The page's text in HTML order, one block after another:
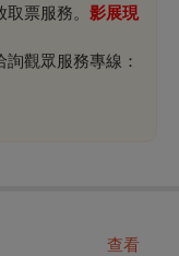
票服務。 影展現
觀眾服務專線：
查看